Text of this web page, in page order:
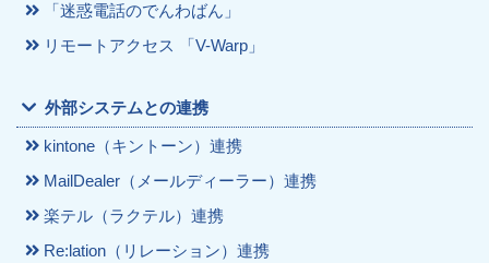
「迷惑電話のでんわばん」
リモートアクセス 「V-Warp」
外部システムとの連携
kintone（キントーン）連携
MailDealer（メールディーラー）連携
楽テル（ラクテル）連携
Re:lation（リレーション）連携